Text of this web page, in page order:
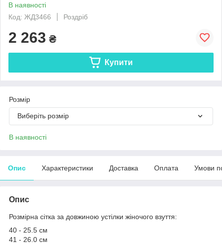
В наявності
Код: ЖД3466
Роздріб
2 263 ₴
Купити
Розмір
Виберіть розмір
В наявності
Опис Характеристики Доставка Оплата Умови
Опис
Розмірна сітка за довжиною устілки жіночого взуття:
40 - 25.5 см
41 - 26.0 см